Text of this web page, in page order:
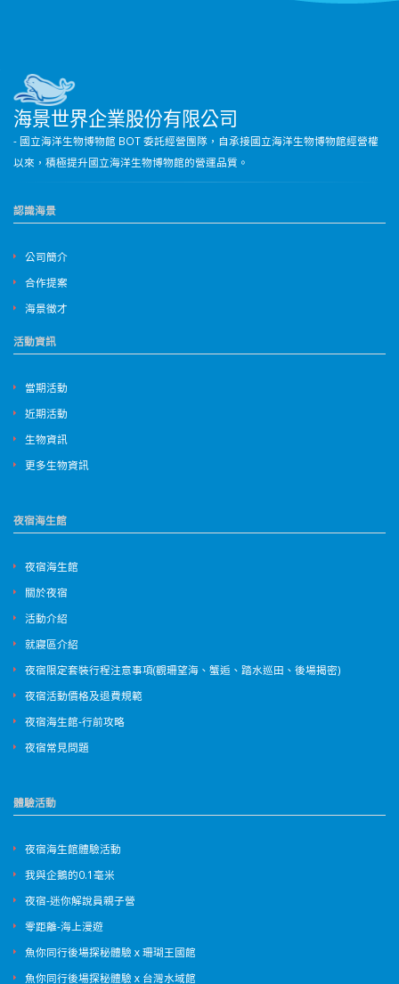
海景世界企業股份有限公司
- 國立海洋生物博物館 BOT 委託經營團隊，自承接國立海洋生物博物館經營權
以來，積極提升國立海洋生物博物館的營運品質。
認識海景
公司簡介
合作提案
海景徵才
活動資訊
當期活動
近期活動
生物資訊
更多生物資訊
夜宿海生館
夜宿海生館
關於夜宿
活動介紹
就寢區介紹
夜宿限定套裝行程注意事項(觀珊望海、蟹逅、踏水巡田、後場揭密)
夜宿活動價格及退費規範
夜宿海生館-行前攻略
夜宿常見問題
體驗活動
夜宿海生館體驗活動
我與企鵝的0.1毫米
夜宿-迷你解說員親子營
零距離-海上漫遊
魚你同行後場探秘體驗ｘ珊瑚王國館
魚你同行後場探秘體驗ｘ台灣水域館